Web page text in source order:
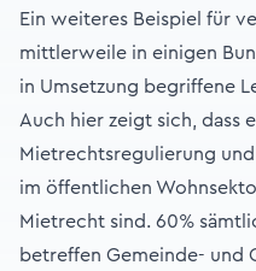
Ein weiteres Beispiel für
mittlerweile in einigen
in Umsetzung begriffene
Auch hier zeigt sich, dass
Mietrechtsregulierung
im öffentlichen
Mietrecht sind. 60%
betreffen Gemeinde- und